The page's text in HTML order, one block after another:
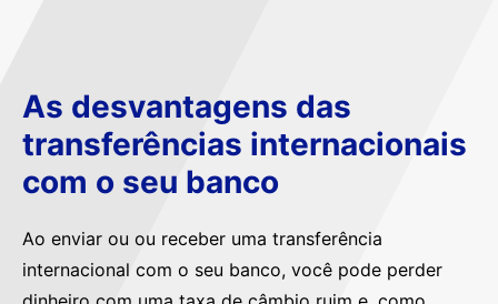
As desvantagens das
transferências internacionais
com o seu banco
Ao enviar ou ou receber uma transferência
internacional com o seu banco, você pode perder